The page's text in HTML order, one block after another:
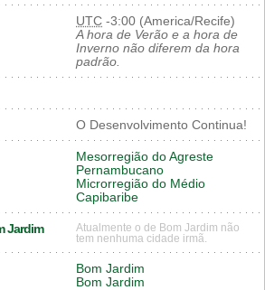
UTC -3:00 (America/Recife)
A hora de Verão e a hora de
Inverno não diferem da hora
padrão.
O Desenvolvimento Continua!
Mesorregião do Agreste
Pernambucano
Microrregião do Médio
Capibaribe
Jardim
Atualmente o de Bom Jardim não
tem nenhuma cidade irmã.
Bom Jardim
Bom Jardim